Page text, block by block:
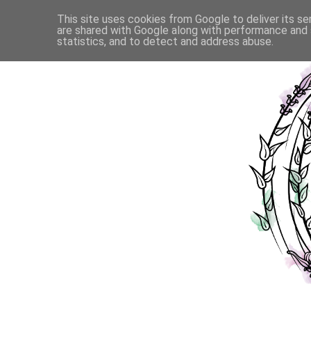
This site uses cookies from Google to deliver its
are shared with Google along with performance
statistics, and to detect and address abuse.